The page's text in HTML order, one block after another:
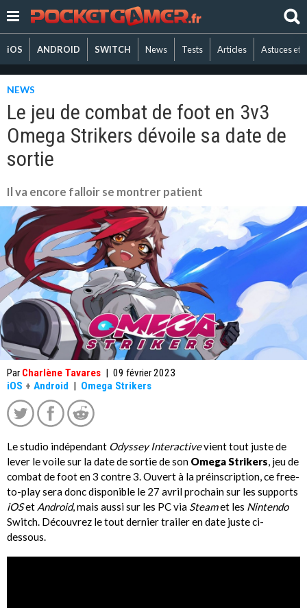
iOS ANDROID SWITCH News Tests Articles Astuces et
NEWS
Le jeu de combat de foot en 3v3
Omega Strikers dévoile sa date de
sortie
Il va encore falloir se montrer patient
Par Charlène Tavares | 09 février 2023
iOS + Android | Omega Strikers
Le studio indépendant Odyssey Interactivevient tout juste de
lever le voile sur la date de sortie de son Omega Strikers, jeu de
combat de foot en 3 contre 3. Ouvert à la préinscription, ce free-
to-play sera donc disponible le 27 avril prochain sur les supports
iOSet Android, mais aussi sur les PC via Steamet les Nintendo
Switch. Découvrez le tout dernier trailer en date juste ci-
dessous.